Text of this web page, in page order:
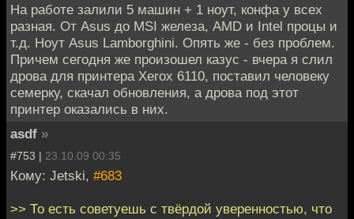
На работе залили 5 машин + 1 ноут, конфа у всех
разная. От Asus до MSI железа, AMD и Intel процы и
т.д. Ноут Asus Lamborghini. Опять же - без проблем.
Причем сегодня же произошел казус - вчера я слил
дрова для принтера Xerox 6110, поставил человеку
семерку, скачал обновления, а дрова под этот
принтер оказались в них.
asdf »
#753 | 23.10.09 00:35
Кому: Jetski, #683
>> То есть советуешь с твёрдой уверенностью, что